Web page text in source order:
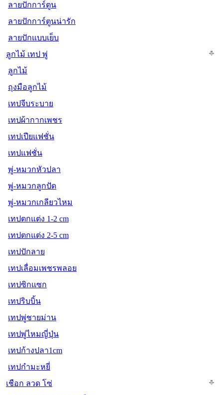
ลายปักการ์ตูน
ลายปักการ์ตูนน่ารัก
ลายปักแบบเย็บ
ลูกไม้ เทป พู่
ลูกไม้
ถุงมือลูกไม้
เทปจีบระบาย
เทปผ้ากากเพชร
เทปเปียแฟชั่น
เทปแฟชั่น
พู่-หมวกหัวปลา
พู่-หมวกลูกปัด
พู่-หมวกเกลียวไหม
เทปตกแต่ง 1-2 cm
เทปตกแต่ง 2-5 cm
เทปปักลาย
เทปเลื่อมเพชรพลอย
เทปซิกแซก
เทปริบบิ้น
เทปพู่ชายม่าน
เทปพู่ไหมญี่ปุ่น
เทปก้างปลา1cm
เทปกำมะหยี่
เชือก ลวด โซ่